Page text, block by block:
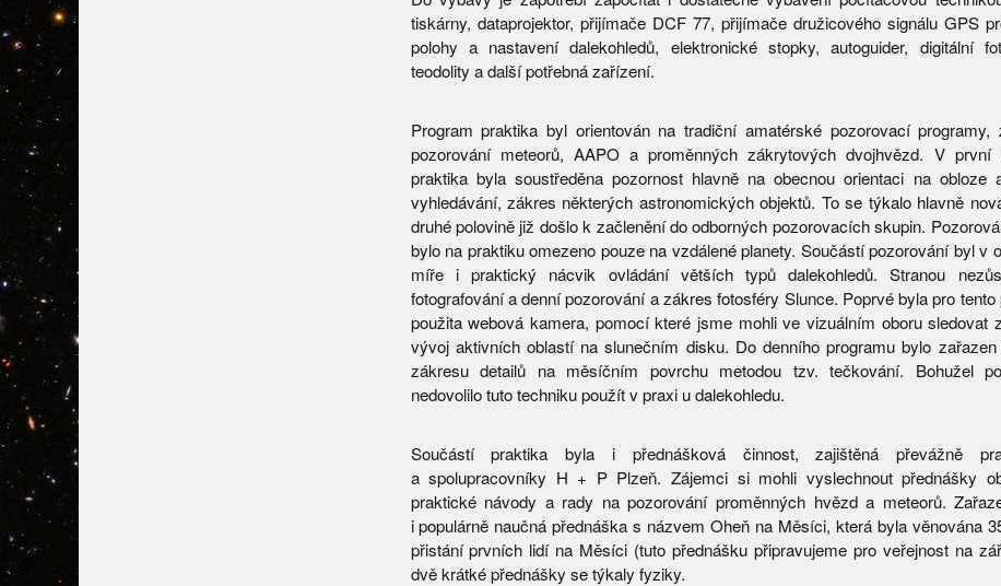
tiskárny, dataprojektor, přijímače DCF 77, přijímače družicového signálu GPS
polohy a nastavení dalekohledů, elektronické stopky, autoguider, digitální
teodolity a další potřebná zařízení.
Program praktika byl orientován na tradiční amatérské pozorovací programy,
pozorování meteorů, AAPO a proměnných zákrytových dvojhvězd. V první
praktika byla soustředěna pozornost hlavně na obecnou orientaci na obloze
vyhledávání, zákres některých astronomických objektů. To se týkalo hlavně
druhé polovině již došlo k začlenění do odborných pozorovacích skupin.
bylo na praktiku omezeno pouze na vzdálené planety. Součástí pozorování byl v
míře i praktický nácvik ovládání větších typů dalekohledů. Stranou
fotografování a denní pozorování a zákres fotosféry Slunce. Poprvé byla pro tento
použita webová kamera, pomocí které jsme mohli ve vizuálním oboru sledovat
vývoj aktivních oblastí na slunečním disku. Do denního programu bylo
zákresu detailů na měsíčním povrchu metodou tzv. tečkování. Bohužel
nedovolilo tuto techniku použít v praxi u dalekohledu.
Součástí praktika byla i přednášková činnost, zajištěná převážně
a spolupracovníky H + P Plzeň. Zájemci si mohli vyslechnout přednášky
praktické návody a rady na pozorování proměnných hvězd a meteorů.
i populárně naučná přednáška s názvem Oheň na Měsíci, která byla věnována
přistání prvních lidí na Měsíci (tuto přednášku připravujeme pro veřejnost na
dvě krátké přednášky se týkaly fyziky.